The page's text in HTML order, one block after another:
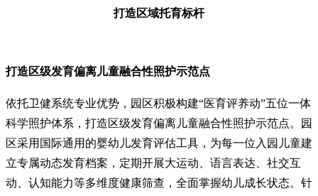
打造区域托育标杆
打造区级发育偏离儿童融合性照护示范点
依托卫健系统专业优势，园区积极构建“医育评养动”五位一体
科学照护体系，打造区级发育偏离儿童融合性照护示范点。园
区采用国际通用的婴幼儿发育评估工具，为每一位入园儿童建
立专属动态发育档案，定期开展大运动、语言表达、社交互
动、认知能力等多维度健康筛查，全面掌握幼儿成长状态。针